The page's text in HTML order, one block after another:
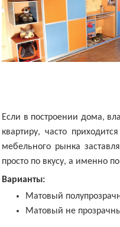
Если в построении дома,
квартиру, часто
мебельного рынка
просто по вкусу, а именно
Варианты:
Матовый
Матовый не